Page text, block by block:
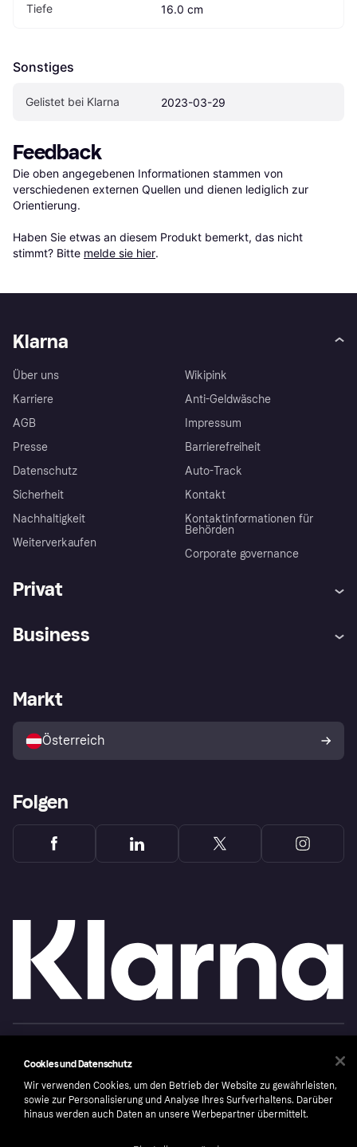
Tiefe 16.0 cm
Sonstiges
Gelistet bei Klarna 2023-03-29
Feedback
Die oben angegebenen Informationen stammen von
verschiedenen externen Quellen und dienen lediglich zur
Orientierung.
Haben Sie etwas an diesem Produkt bemerkt, das nicht
stimmt? Bitte melde sie hier.
Klarna
Über uns
Karriere
AGB
Presse
Datenschutz
Sicherheit
Nachhaltigkeit
Weiterverkaufen
Wikipink
Anti-Geldwäsche
Impressum
Barrierefreiheit
Auto-Track
Kontakt
Kontaktinformationen für
Behörden
Corporate governance
Privat
Shops entdecken
Business
Händlerportal
Markt
Österreich
Folgen
number: 556737-0431
CookiesKlarna.com
Cookies und Datenschutz
Wir verwenden Cookies, um den Betrieb der Website zu gewährleisten,
sowie zur Personalisierung und Analyse Ihres Surfverhaltens. Darüber
hinaus werden auch Daten an unsere Werbepartner übermittelt.